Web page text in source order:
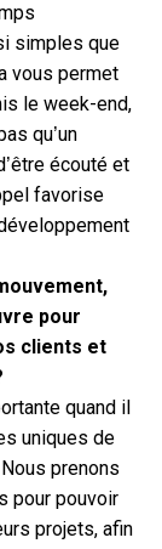
simples que
vous permet
le week-end,
qu’un
écouté et
favorise
pour
clients et
quand il
uniques de
prenons
pour pouvoir
projets, afin